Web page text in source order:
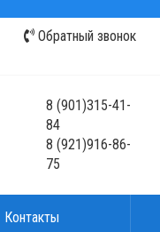
Обратный звонок
8(901)315-41-
84
8(921)916-86-
75
Контакты